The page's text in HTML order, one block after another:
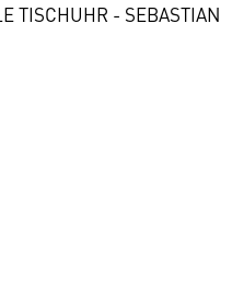
TISCHUHR - SEBASTIAN